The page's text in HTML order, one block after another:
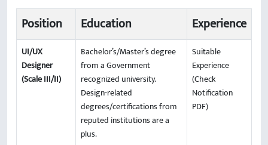
Position Education Experience
UI/UX
Designer
(Scale III/II)
Bachelor’s/Master’s degree
from a Government
recognized university.
Design-related
degrees/certifications from
reputed institutions are a
plus.
Suitable
Experience
(Check
Notification
PDF)